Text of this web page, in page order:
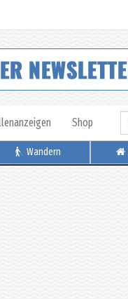
Shop
Wandern